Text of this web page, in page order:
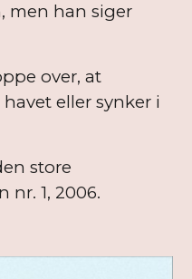
men han siger
over, at
eller synker i
store
1, 2006.